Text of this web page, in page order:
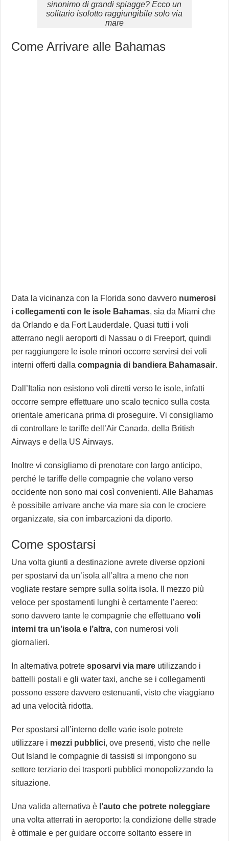
sinonimo di grandi spiagge? Ecco un
solitario isolotto raggiungibile solo via
mare
Come Arrivare alle Bahamas
Data la vicinanza con la Florida sono davvero numerosi
i collegamenti con le isole Bahamas, sia da Miami che
da Orlando e da Fort Lauderdale. Quasi tutti i voli
atterrano negli aeroporti di Nassau o di Freeport, quindi
per raggiungere le isole minori occorre servirsi dei voli
interni offerti dallacompagnia di bandiera Bahamasair.
Dall’Italia non esistono voli diretti verso le isole, infatti
occorre sempre effettuare uno scalo tecnico sulla costa
orientale americana prima di proseguire. Vi consigliamo
di controllare le tariffe dell’Air Canada, della British
Airways e della US Airways.
Inoltre vi consigliamo di prenotare con largo anticipo,
perché le tariffe delle compagnie che volano verso
occidente non sono mai così convenienti. Alle Bahamas
è possibile arrivare anche via mare sia con le crociere
organizzate, sia con imbarcazioni da diporto.
Come spostarsi
Una volta giunti a destinazione avrete diverse opzioni
per spostarvi da un’isola all’altra a meno che non
vogliate restare sempre sulla solita isola. Il mezzo più
veloce per spostamenti lunghi è certamente l’aereo:
sono davvero tante le compagnie che effettuanovoli
interni tra un’isola e l’altra, con numerosi voli
giornalieri.
In alternativa potretesposarvi via mare utilizzando i
battelli postali e gli water taxi, anche se i collegamenti
possono essere davvero estenuanti, visto che viaggiano
ad una velocità ridotta.
Per spostarsi all’interno delle varie isole potrete
utilizzare i mezzi pubblici, ove presenti, visto che nelle
Out Island le compagnie di tassisti si impongono su
settore terziario dei trasporti pubblici monopolizzando la
situazione.
Una valida alternativa è l’auto che potrete noleggiare
una volta atterrati in aeroporto: la condizione delle strade
è ottimale e per guidare occorre soltanto essere in